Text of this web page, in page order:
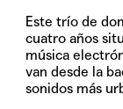
Este trío de
cuatro años
música
van desde la
sonidos más